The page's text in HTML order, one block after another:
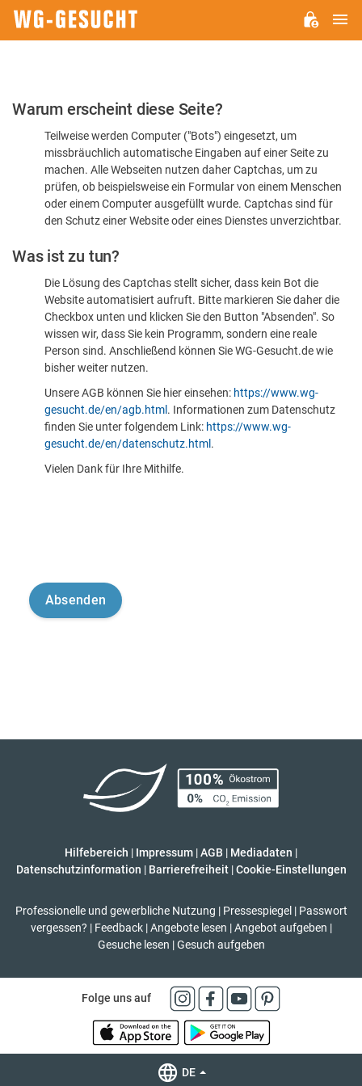
Bitte
dass
sind
Warum erscheint diese Seite?
Teilweise werden Computer ("Bots") eingesetzt, um
missbräuchlich automatische Eingaben auf einer Seite zu
machen. Alle Webseiten nutzen daher Captchas, um zu
prüfen, ob beispielsweise ein Formular von einem Menschen
oder einem Computer ausgefüllt wurde. Captchas sind für
den Schutz einer Website oder eines Dienstes unverzichtbar.
Was ist zu tun?
Die Lösung des Captchas stellt sicher, dass kein Bot die
Website automatisiert aufruft. Bitte markieren Sie daher die
Checkbox unten und klicken Sie den Button "Absenden". So
wissen wir, dass Sie kein Programm, sondern eine reale
Person sind. Anschließend können Sie WG-Gesucht.de wie
bisher weiter nutzen.
Unsere AGB können Sie hier einsehen: https://www.wg-
gesucht.de/en/agb.html . Informationen zum Datenschutz
finden Sie unter folgendem Link: https://www.wg-
gesucht.de/en/datenschutz.html .
Vielen Dank für Ihre Mithilfe.
Hilfebereich | Impressum |AGB | Mediadaten |
Datenschutzinformation | Barrierefreiheit | Cookie-Einstellungen
Professionelle und gewerbliche Nutzung | Pressespiegel | Passwort
vergessen? | Feedback | Angebote lesen | Angebot aufgeben |
Gesuche lesen | Gesuch aufgeben
Folge uns auf
DE